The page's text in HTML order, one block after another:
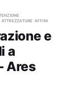
attrezzature affini
e
a
Ares